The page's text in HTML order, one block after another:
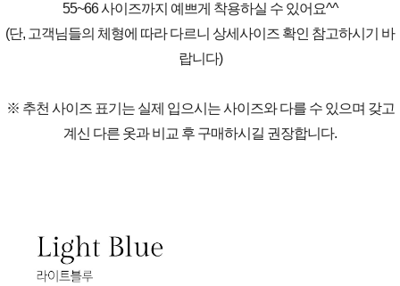
55~66 사이즈까지 예쁘게 착용하실 수 있어요^^
(단, 고객님들의 체형에 따라 다르니 상세사이즈 확인 참고하시기 바
랍니다)
※ 추천 사이즈 표기는 실제 입으시는 사이즈와 다를 수 있으며 갖고
계신 다른 옷과 비교 후 구매하시길 권장합니다.